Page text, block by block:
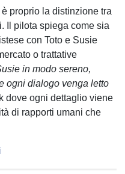
proprio la distinzione tra
Il pilota spiega come sia
con Toto e Susie
o trattative
in modo sereno,
ogni dialogo venga letto
dove ogni dettaglio viene
di rapporti umani che